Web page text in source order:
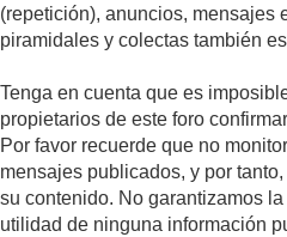
(repetición), anuncios, mensajes
piramidales y colectas también
Tenga en cuenta que es
propietarios de este foro
Por favor recuerde que no
mensajes publicados, y por
su contenido. No garantizamos
utilidad de ninguna información